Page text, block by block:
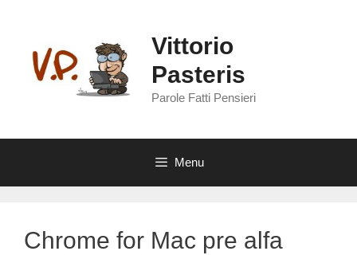
contenuto
Vittorio
Pasteris
Parole Fatti Pensieri
Menu
Chrome for Mac pre alfa